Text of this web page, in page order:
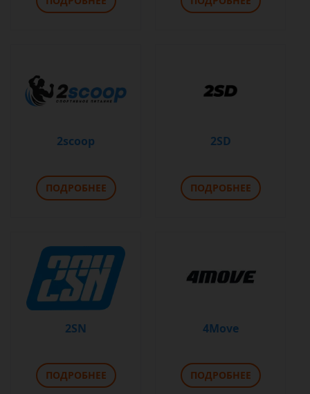
2scoop
ПОДРОБНЕЕ
2SD
ПОДРОБНЕЕ
2SN
ПОДРОБНЕЕ
4Move
ПОДРОБНЕЕ